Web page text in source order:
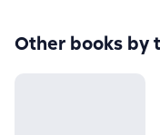
Other books by